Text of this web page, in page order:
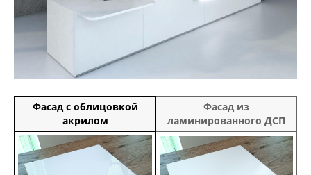
Фасад с облицовкой
акрилом
Фасад из
ламинированного ДСП